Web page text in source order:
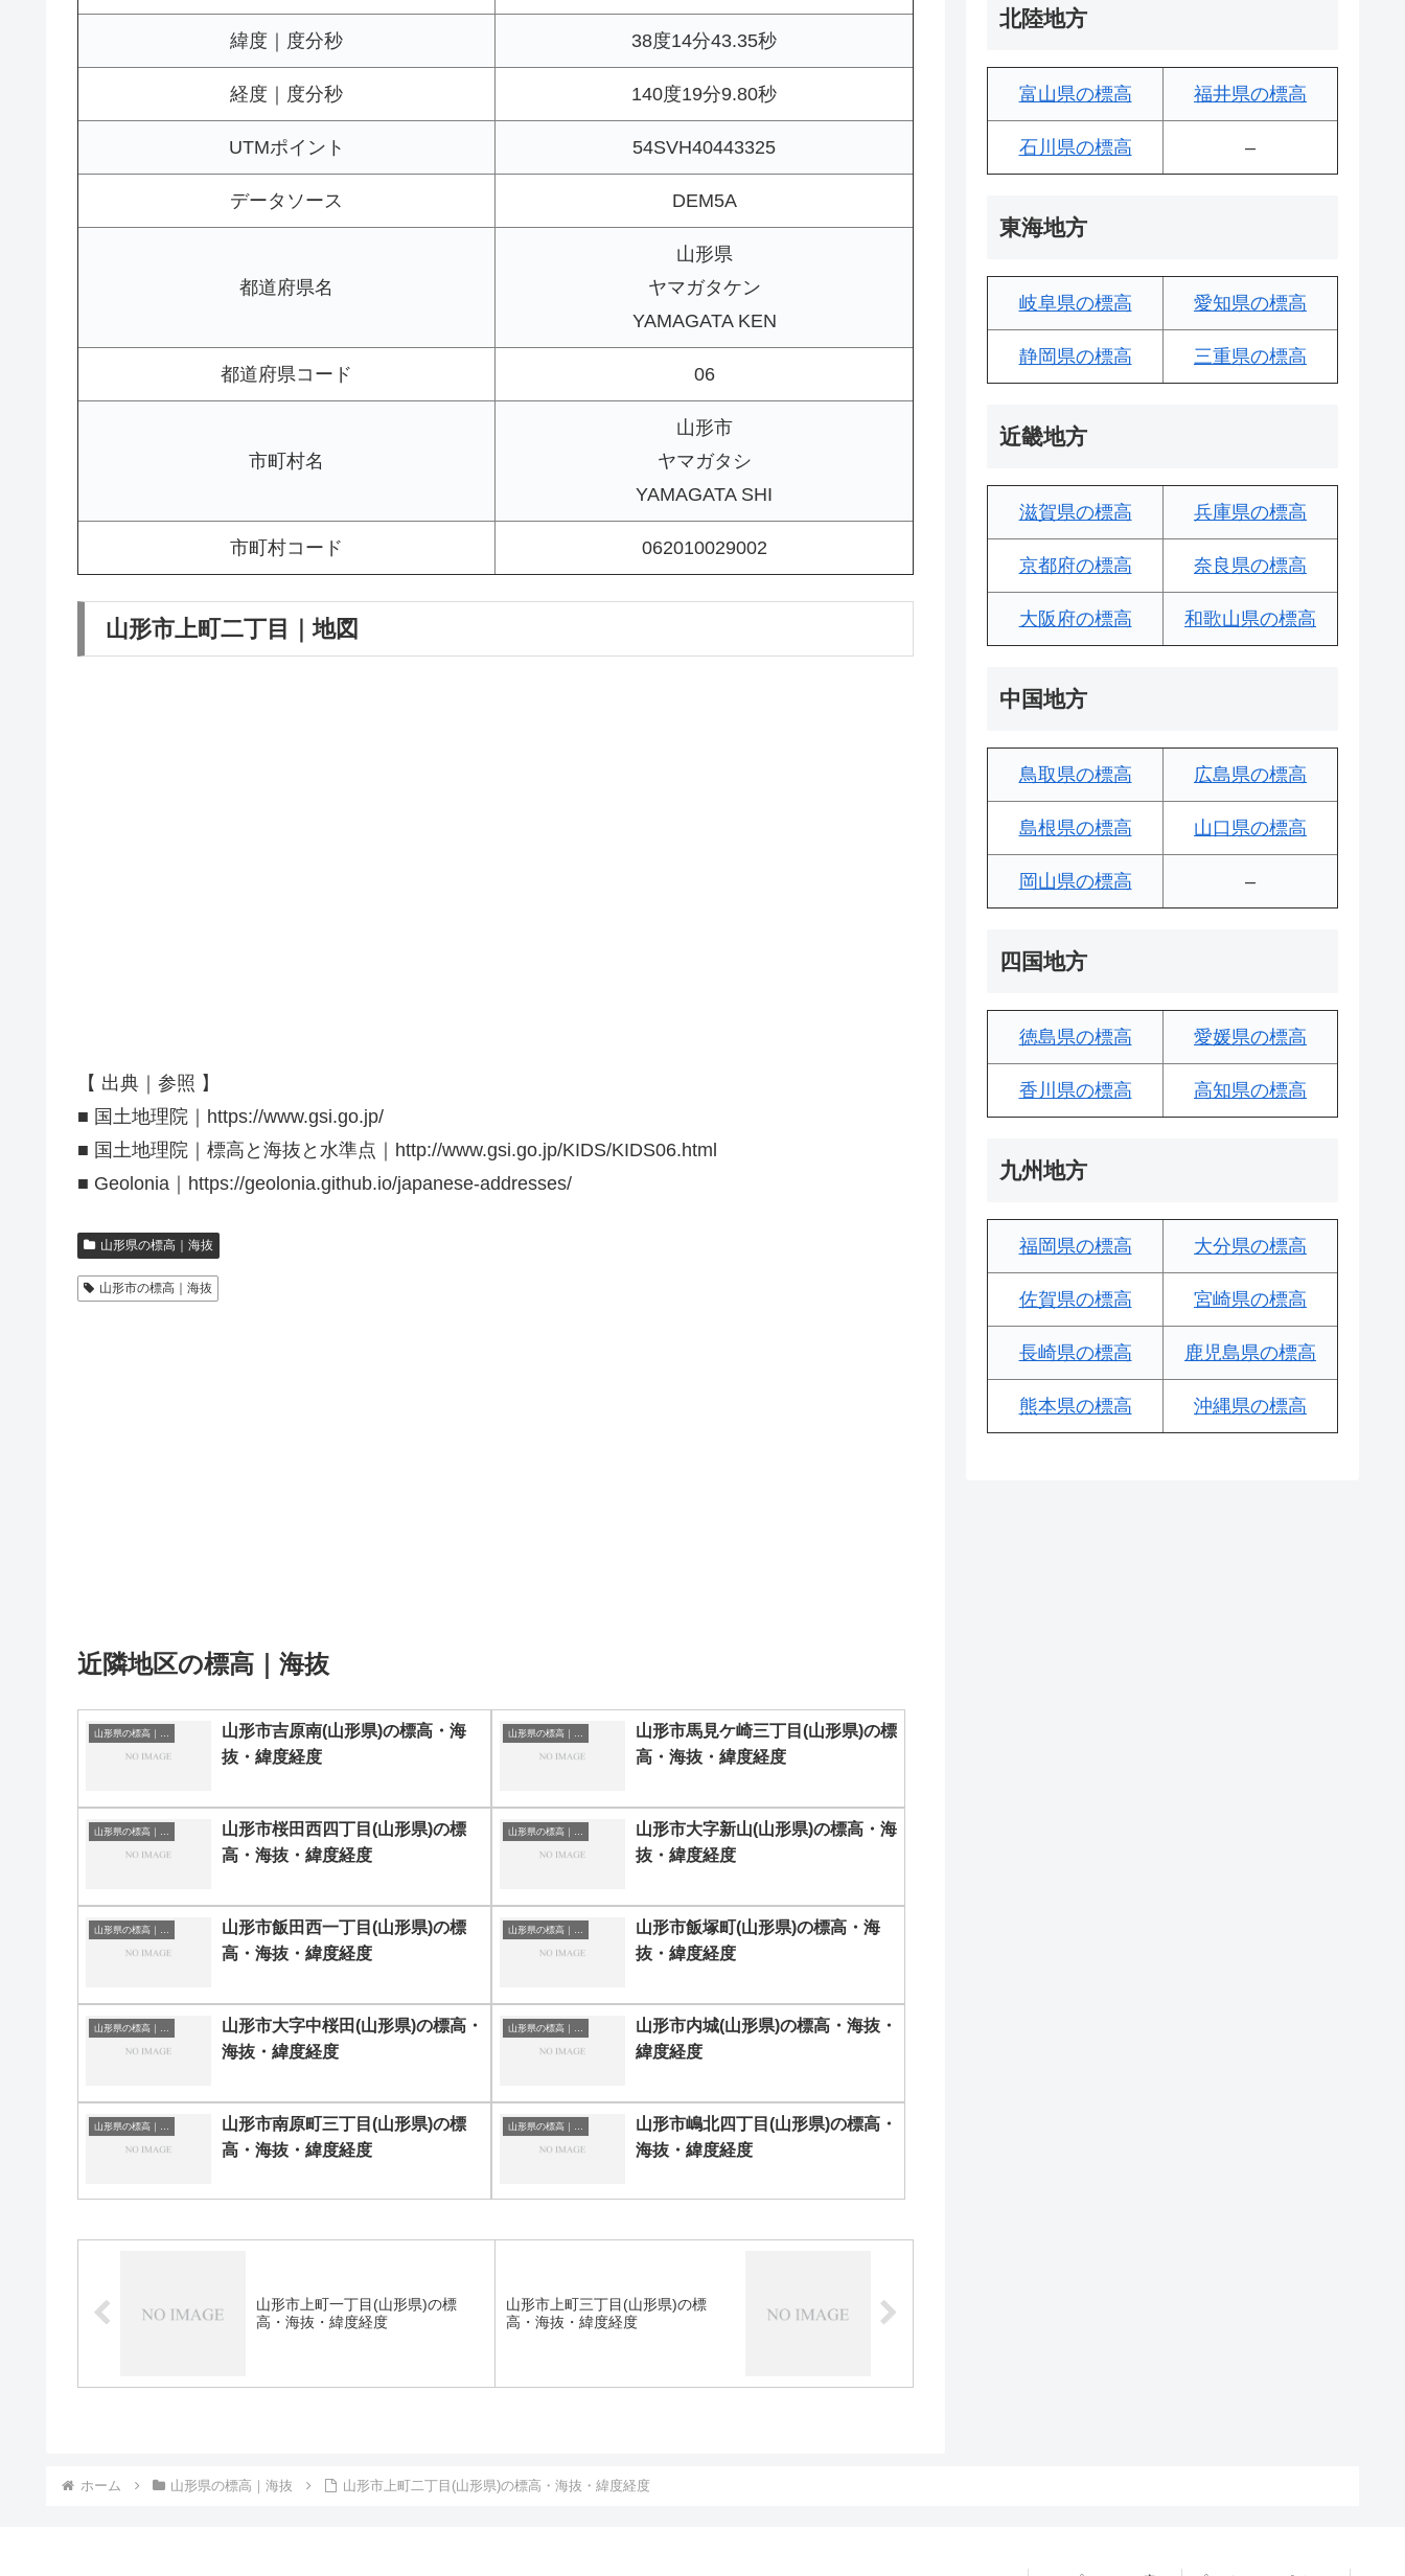
緯度｜度分秒 38度14分43.35秒
経度｜度分秒 140度19分9.80秒
UTMポイント 54SVH40443325
データソース DEM5A
都道府県名
山形県
ヤマガタケン
YAMAGATA KEN
都道府県コード 06
市町村名
山形市
ヤマガタシ
YAMAGATA SHI
市町村コード 062010029002
山形市上町二丁目｜地図
【 出典｜参照 】
■ 国土地理院｜https://www.gsi.go.jp/
■ 国土地理院｜標高と海抜と水準点｜http://www.gsi.go.jp/KIDS/KIDS06.html
■ Geolonia｜https://geolonia.github.io/japanese-addresses/
山形県の標高｜海抜
山形市の標高｜海抜
近隣地区の標高｜海抜
山形市吉原南(山形県)の標高・海
抜・緯度経度
山形市馬見ケ崎三丁目(山形県)の標
高・海抜・緯度経度
山形市桜田西四丁目(山形県)の標
高・海抜・緯度経度
山形市大字新山(山形県)の標高・海
抜・緯度経度
山形市飯田西一丁目(山形県)の標
高・海抜・緯度経度
山形市飯塚町(山形県)の標高・海
抜・緯度経度
山形市大字中桜田(山形県)の標高・
海抜・緯度経度
山形市内城(山形県)の標高・海抜・
緯度経度
山形市南原町三丁目(山形県)の標
高・海抜・緯度経度
山形市嶋北四丁目(山形県)の標高・
海抜・緯度経度
山形市上町一丁目(山形県)の標
高・海抜・緯度経度
山形市上町三丁目(山形県)の標
高・海抜・緯度経度
北陸地方
富山県の標高 福井県の標高
石川県の標高 –
東海地方
岐阜県の標高 愛知県の標高
静岡県の標高 三重県の標高
近畿地方
滋賀県の標高 兵庫県の標高
京都府の標高 奈良県の標高
大阪府の標高 和歌山県の標高
中国地方
鳥取県の標高 広島県の標高
島根県の標高 山口県の標高
岡山県の標高 –
四国地方
徳島県の標高 愛媛県の標高
香川県の標高 高知県の標高
九州地方
福岡県の標高 大分県の標高
佐賀県の標高 宮崎県の標高
長崎県の標高 鹿児島県の標高
熊本県の標高 沖縄県の標高
ホーム 山形県の標高｜海抜 山形市上町二丁目(山形県)の標高・海抜・緯度経度